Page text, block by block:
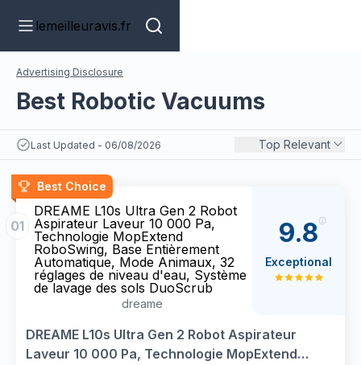
lemeilleuravis.fr
Advertising Disclosure
Best Robotic Vacuums
Last Updated - 06/08/2026 Top Relevant
Best Choice
01
DREAME L10s Ultra Gen 2 Robot
Aspirateur Laveur 10 000 Pa,
Technologie MopExtend
RoboSwing, Base Entièrement
Automatique, Mode Animaux, 32
réglages de niveau d'eau, Système
de lavage des sols DuoScrub
dreame
DREAME L10s Ultra Gen 2 Robot Aspirateur
Laveur 10 000 Pa, Technologie MopExtend
9.8
Exceptional